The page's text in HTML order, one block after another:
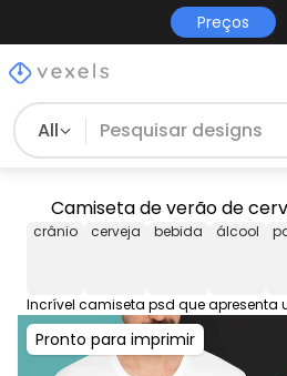
Preços
All
Camiseta de verão de
crânio cerveja bebida álcool
Pronto para imprimir